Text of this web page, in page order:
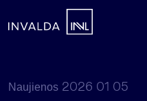
Naujienos 2026 01 05